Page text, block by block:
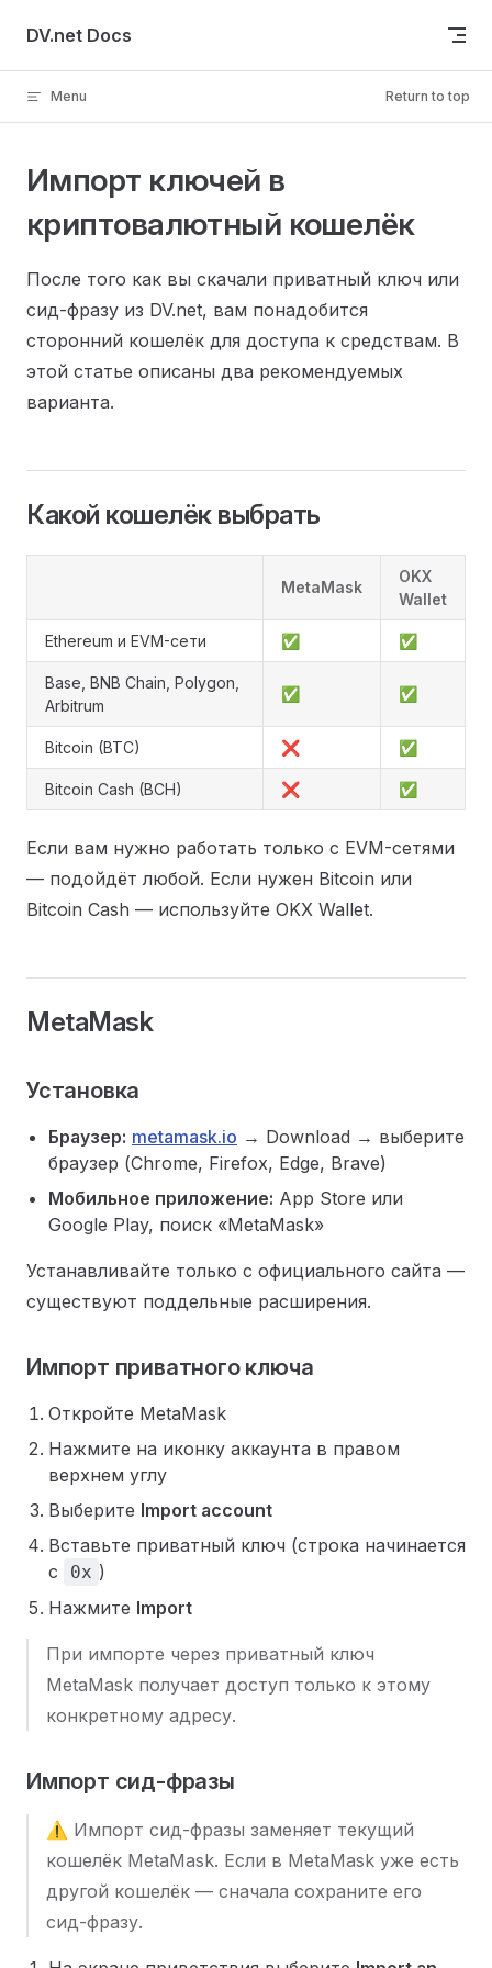
Skip to content
DV.net Docs
Menu Return to top
Импорт ключей в
криптовалютный кошелёк
После того как вы скачали приватный ключ или
сид-фразу из DV.net, вам понадобится
сторонний кошелёк для доступа к средствам. В
этой статье описаны два рекомендуемых
варианта.
Какой кошелёк выбрать
MetaMask
OKX
Wallet
Ethereum и EVM-сети ✅ ✅
Base, BNB Chain, Polygon,
Arbitrum
✅ ✅
Bitcoin (BTC) ❌ ✅
Bitcoin Cash (BCH) ❌ ✅
Если вам нужно работать только с EVM-сетями
— подойдёт любой. Если нужен Bitcoin или
Bitcoin Cash — используйте OKX Wallet.
MetaMask
Установка
Браузер: metamask.io → Download → выберите
браузер (Chrome, Firefox, Edge, Brave)
Мобильное приложение: App Store или
Google Play, поиск «MetaMask»
Устанавливайте только с официального сайта —
существуют поддельные расширения.
Импорт приватного ключа
Откройте MetaMask
Нажмите на иконку аккаунта в правом
верхнем углу
Выберите Import account
Вставьте приватный ключ (строка начинается
с
0x )
Нажмите Import
При импорте через приватный ключ
MetaMask получает доступ только к этому
конкретному адресу.
Импорт сид-фразы
⚠️ Импорт сид-фразы заменяет текущий
кошелёк MetaMask. Если в MetaMask уже есть
другой кошелёк — сначала сохраните его
сид-фразу.